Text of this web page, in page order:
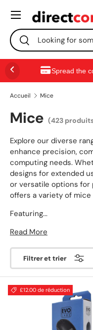
ALLER AU CONTENU
Recherche
Rechercher
Menu
Spread the
Accueil Mice
Mice (423
Explore our diverse
enhance precision,
computing needs.
designs for extended
or versatile options for
offers a variety of
Featuring...
Read More
Filtrer et trier
£12.00 de réduction